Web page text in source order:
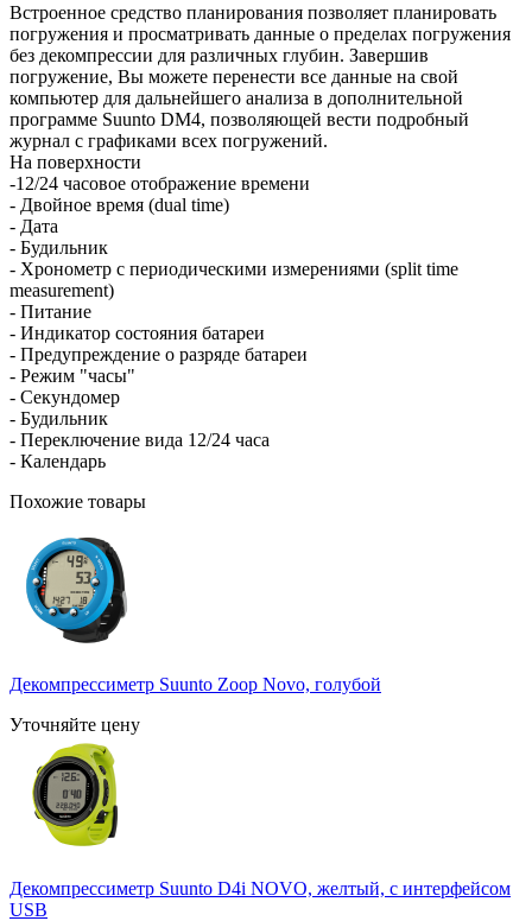
Встроенное средство планирования позволяет планировать
погружения и просматривать данные о пределах погружения
без декомпрессии для различных глубин. Завершив
погружение, Вы можете перенести все данные на свой
компьютер для дальнейшего анализа в дополнительной
программе Suunto DM4, позволяющей вести подробный
журнал с графиками всех погружений.
На поверхности
-12/24 часовое отображение времени
- Двойное время (dual time)
- Дата
- Будильник
- Хронометр с периодическими измерениями (split time
measurement)
- Питание
- Индикатор состояния батареи
- Предупреждение о разряде батареи
- Режим "часы"
- Секундомер
- Будильник
- Переключение вида 12/24 часа
- Календарь
Похожие товары
Декомпрессиметр Suunto Zoop Novo, голубой
Уточняйте цену
Декомпрессиметр Suunto D4i NOVO, желтый, с интерфейсом
USB